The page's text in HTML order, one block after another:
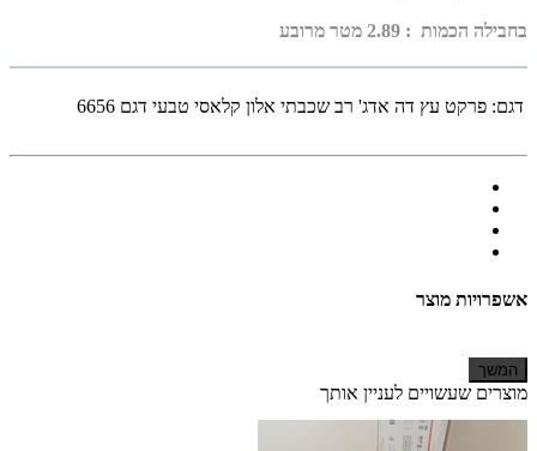
בחבילה הכמות : 2.89 מטר מרובע
דגם: פרקט עץ דה אדג' רב שכבתי אלון קלאסי טבעי דגם 6656
אשפרויות מוצר
המשך
מוצרים שעשויים לעניין אותך